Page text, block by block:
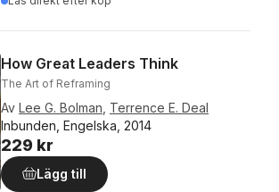
How Great Leaders Think
The Art of Reframing
Av Lee G. Bolman Terrence E. Deal
Inbunden, Engelska, 2014
229 kr
Lägg till